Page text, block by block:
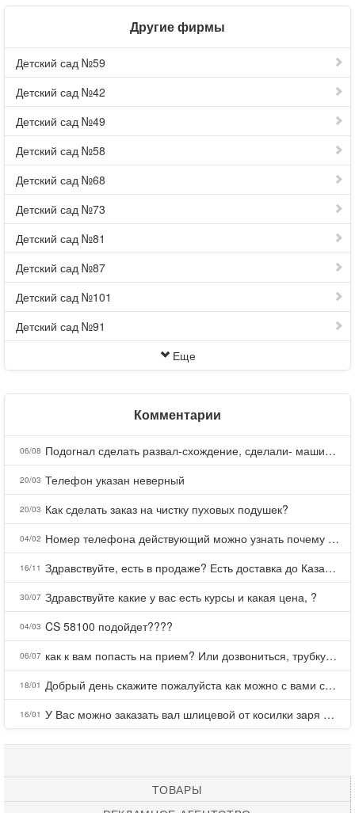
Другие фирмы
Детский сад №59
Детский сад №42
Детский сад №49
Детский сад №58
Детский сад №68
Детский сад №73
Детский сад №81
Детский сад №87
Детский сад №101
Детский сад №91
Еще
Комментарии
06/08 Подогнал сделать развал-схождение, сделали- машина уходит на право и колеса проверил все хорошо с атмосферами ужас как можно делать авто, не ужели не берегут свою репутацию, не советую.
20/03 Телефон указан неверный
20/03 Как сделать заказ на чистку пуховых подушек?
04/02 Номер телефона действующий можно узнать почему номер неправельный
16/11 Здравствуйте, есть в продаже? Есть доставка до Казани?
30/07 Здравствуйте какие у вас есть курсы и какая цена, ?
04/03 CS 58100 подойдет????
06/07 как к вам попасть на прием? Или дозвониться, трубку не берете.
18/01 Добрый день скажите пожалуйста как можно с вами связаться . Телефон не отвечает .Заказала кухню в тц Хороший есть претензии а менеджер контактов не дает .Что делать?
16/01 У Вас можно заказать вал шлицевой от косилки заря для мтз, который соединяет мотоблок с косилкой.?
ТОВАРЫ